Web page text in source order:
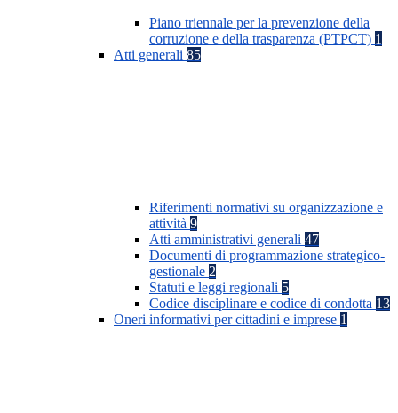
Piano triennale per la prevenzione della
corruzione e della trasparenza (PTPCT) 1
Atti generali 85
Riferimenti normativi su organizzazione e
attività 9
Atti amministrativi generali 47
Documenti di programmazione strategico-
gestionale 2
Statuti e leggi regionali 5
Codice disciplinare e codice di condotta 13
Oneri informativi per cittadini e imprese 1